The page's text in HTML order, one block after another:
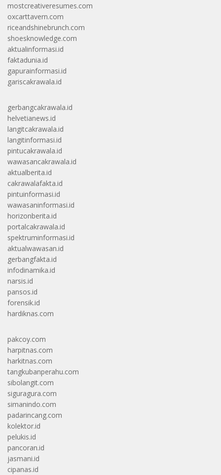
mostcreativeresumes.com
oxcarttavern.com
riceandshinebrunch.com
shoesknowledge.com
aktualinformasi.id
faktadunia.id
gapurainformasi.id
gariscakrawala.id
gerbangcakrawala.id
helvetianews.id
langitcakrawala.id
langitinformasi.id
pintucakrawala.id
wawasancakrawala.id
aktualberita.id
cakrawalafakta.id
pintuinformasi.id
wawasaninformasi.id
horizonberita.id
portalcakrawala.id
spektruminformasi.id
aktualwawasan.id
gerbangfakta.id
infodinamika.id
narsis.id
pansos.id
forensik.id
hardiknas.com
pakcoy.com
harpitnas.com
harkitnas.com
tangkubanperahu.com
sibolangit.com
siguragura.com
simanindo.com
padarincang.com
kolektor.id
pelukis.id
pancoran.id
jasmani.id
cipanas.id